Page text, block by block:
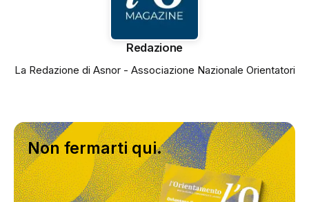
Redazione
La Redazione di Asnor - Associazione Nazionale Orientatori
Non fermarti qui.